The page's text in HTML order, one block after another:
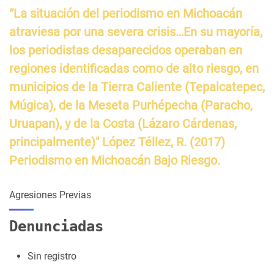
“La situación del periodismo en Michoacán
atraviesa por una severa crisis…En su mayoría,
los periodistas desaparecidos operaban en
regiones identificadas como de alto riesgo, en
municipios de la Tierra Caliente (Tepalcatepec,
Múgica), de la Meseta Purhépecha (Paracho,
Uruapan), y de la Costa (Lázaro Cárdenas,
principalmente)" López Téllez, R. (2017)
Periodismo en Michoacán Bajo Riesgo.
Agresiones Previas
Denunciadas
Sin registro